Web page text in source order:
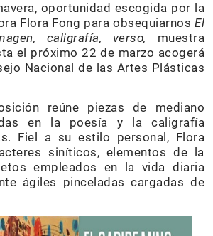
oportunidad escogida por la
Flora Fong para obsequiarnos El
caligrafía, verso, muestra
el próximo 22 de marzo acogerá
Nacional de las Artes Plásticas
reúne piezas de mediano
en la poesía y la caligrafía
Fiel a su estilo personal, Flora
siníticos, elementos de la
empleados en la vida diaria
ágiles pinceladas cargadas de